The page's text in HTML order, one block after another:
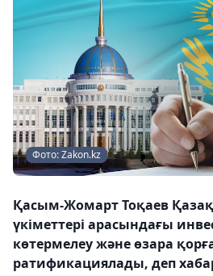
Фото: Zakon.kz
Қасым-Жомарт Тоқаев
үкіметтері арасындағы
көтермелеу және өзара
ратификациялады, деп